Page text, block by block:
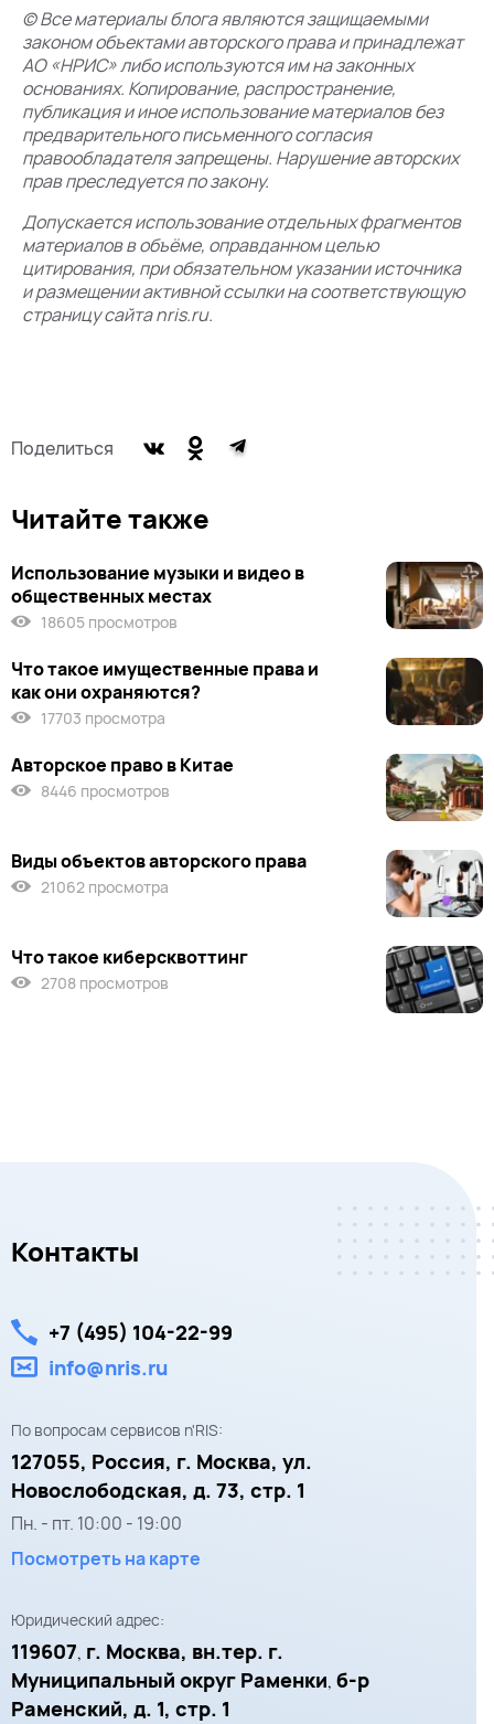
© Все материалы блога являются защищаемыми
законом объектами авторского права и принадлежат
АО «НРИС» либо используются им на законных
основаниях. Копирование, распространение,
публикация и иное использование материалов без
предварительного письменного согласия
правообладателя запрещены. Нарушение авторских
прав преследуется по закону.
Допускается использование отдельных фрагментов
материалов в объёме, оправданном целью
цитирования, при обязательном указании источника
и размещении активной ссылки на соответствующую
страницу сайта nris.ru.
Поделиться
Читайте также
Использование музыки и видео в
общественных местах
18605 просмотров
Что такое имущественные права и
как они охраняются?
17703 просмотра
Авторское право в Китае
8446 просмотров
Виды объектов авторского права
21062 просмотра
Что такое киберсквоттинг
2708 просмотров
Контакты
+7 (495) 104-22-99
info@nris.ru
По вопросам сервисов n'RIS:
127055, Россия, г. Москва, ул.
Новослободская, д. 73, стр. 1
Пн. - пт. 10:00 - 19:00
Посмотреть на карте
Юридический адрес:
119607, г. Москва, вн.тер. г.
Муниципальный округ Раменки, б-р
Раменский, д. 1, стр. 1